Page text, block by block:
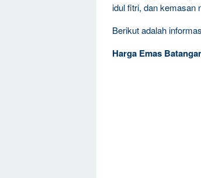
idul fitri, dan kemasan
Berikut adalah
Harga Emas